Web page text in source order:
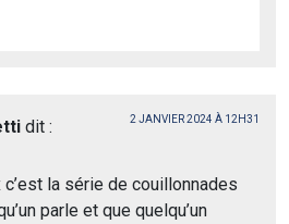
dit : 2 JANVIER 2024 À 12H31
la série de couillonnades
parle et que quelqu’un